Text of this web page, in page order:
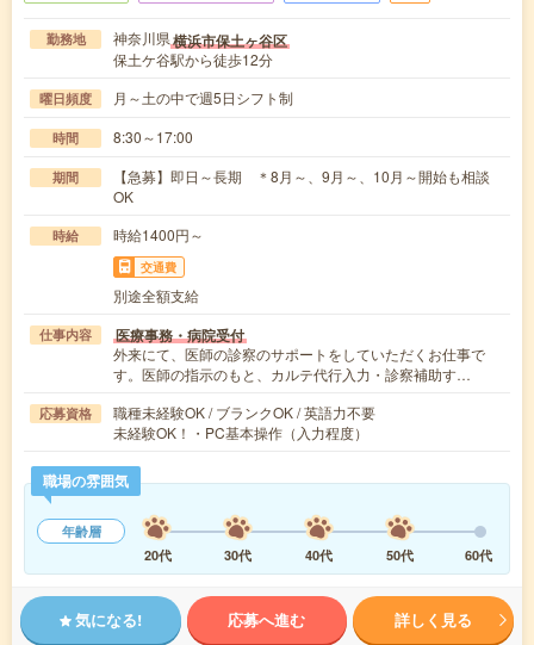
勤務地 神奈川県横浜市保土ヶ谷区
保土ケ谷駅から徒歩12分
曜日頻度 月～土の中で週5日シフト制
時間 8:30～17:00
期間
【急募】即日～長期 ＊8月～、9月～、10月～開始も相談
OK
時給 時給1400円～
交通費
別途全額支給
仕事内容 医療事務・病院受付
外来にて、医師の診察のサポートをしていただくお仕事で
す。医師の指示のもと、カルテ代行入力・診察補助す…
応募資格
職種未経験OK / ブランクOK / 英語力不要
未経験OK！・PC基本操作（入力程度）
職場の雰囲気
年齢層
20代
30代 40代 50代 60代
気になる! 応募へ進む 詳しく見る